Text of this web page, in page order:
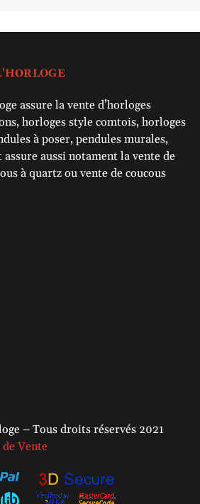
assure la vente d’horloges
horloges style comtois, horloges
à poser, pendules murales,
aussi notament la vente de
à quartz ou vente de coucous
– Tous droits réservés 2021
Vente